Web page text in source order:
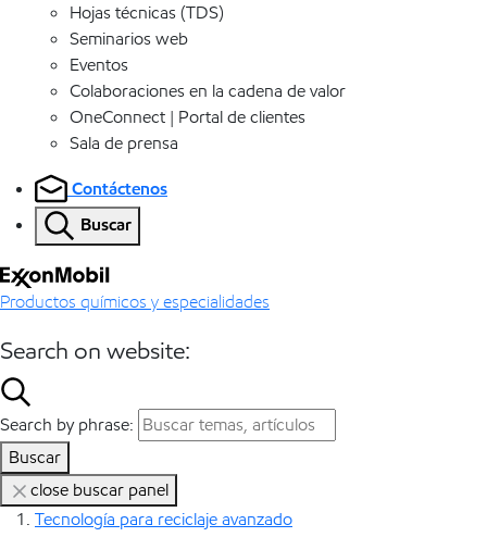
Hojas técnicas (TDS)
Seminarios web
Eventos
Colaboraciones en la cadena de valor
OneConnect | Portal de clientes
Sala de prensa
Contáctenos
Buscar
Productos químicos y especialidades
Search on website:
Search by phrase:
Buscar
close buscar panel
Tecnología para reciclaje avanzado